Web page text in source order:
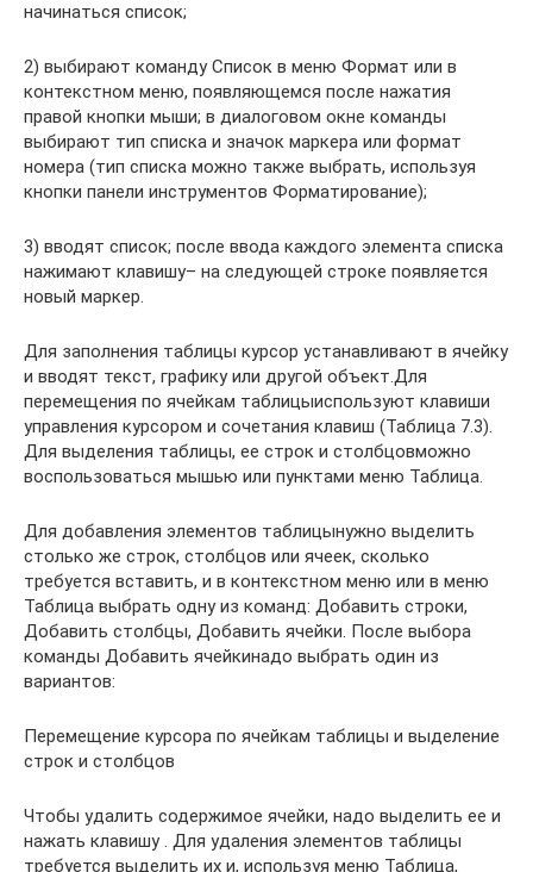
начинаться список;
2) выбирают команду Список в меню Формат или в
контекстном меню, появляющемся после нажатия
правой кнопки мыши; в диалоговом окне команды
выбирают тип списка и значок маркера или формат
номера (тип списка можно также выбрать, используя
кнопки панели инструментов Форматирование);
3) вводят список; после ввода каждого элемента списка
нажимают клавишу– на следующей строке появляется
новый маркер.
Для заполнения таблицы курсор устанавливают в ячейку
и вводят текст, графику или другой объект.Для
перемещения по ячейкам таблицыиспользуют клавиши
управления курсором и сочетания клавиш (Таблица 7.3).
Для выделения таблицы, ее строк и столбцовможно
воспользоваться мышью или пунктами меню Таблица.
Для добавления элементов таблицынужно выделить
столько же строк, столбцов или ячеек, сколько
требуется вставить, и в контекстном меню или в меню
Таблица выбрать одну из команд: Добавить строки,
Добавить столбцы, Добавить ячейки. После выбора
команды Добавить ячейкинадо выбрать один из
вариантов:
Перемещение курсора по ячейкам таблицы и выделение
строк и столбцов
Чтобы удалить содержимое ячейки, надо выделить ее и
нажать клавишу . Для удаления элементов таблицы
требуется выделить их и, используя меню Таблица,